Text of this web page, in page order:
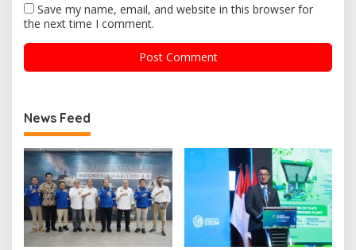
Save my name, email, and website in this browser for
the next time I comment.
News Feed